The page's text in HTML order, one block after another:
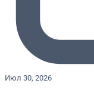
Июл 30, 2026